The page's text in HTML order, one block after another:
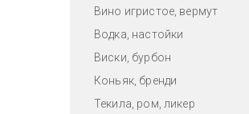
Вино игристое, вермут
Водка, настойки
Виски, бурбон
Коньяк, бренди
Текила, ром, ликер